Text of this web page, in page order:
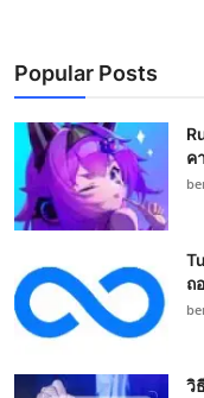
Popular Posts
ค
ถ
วิ